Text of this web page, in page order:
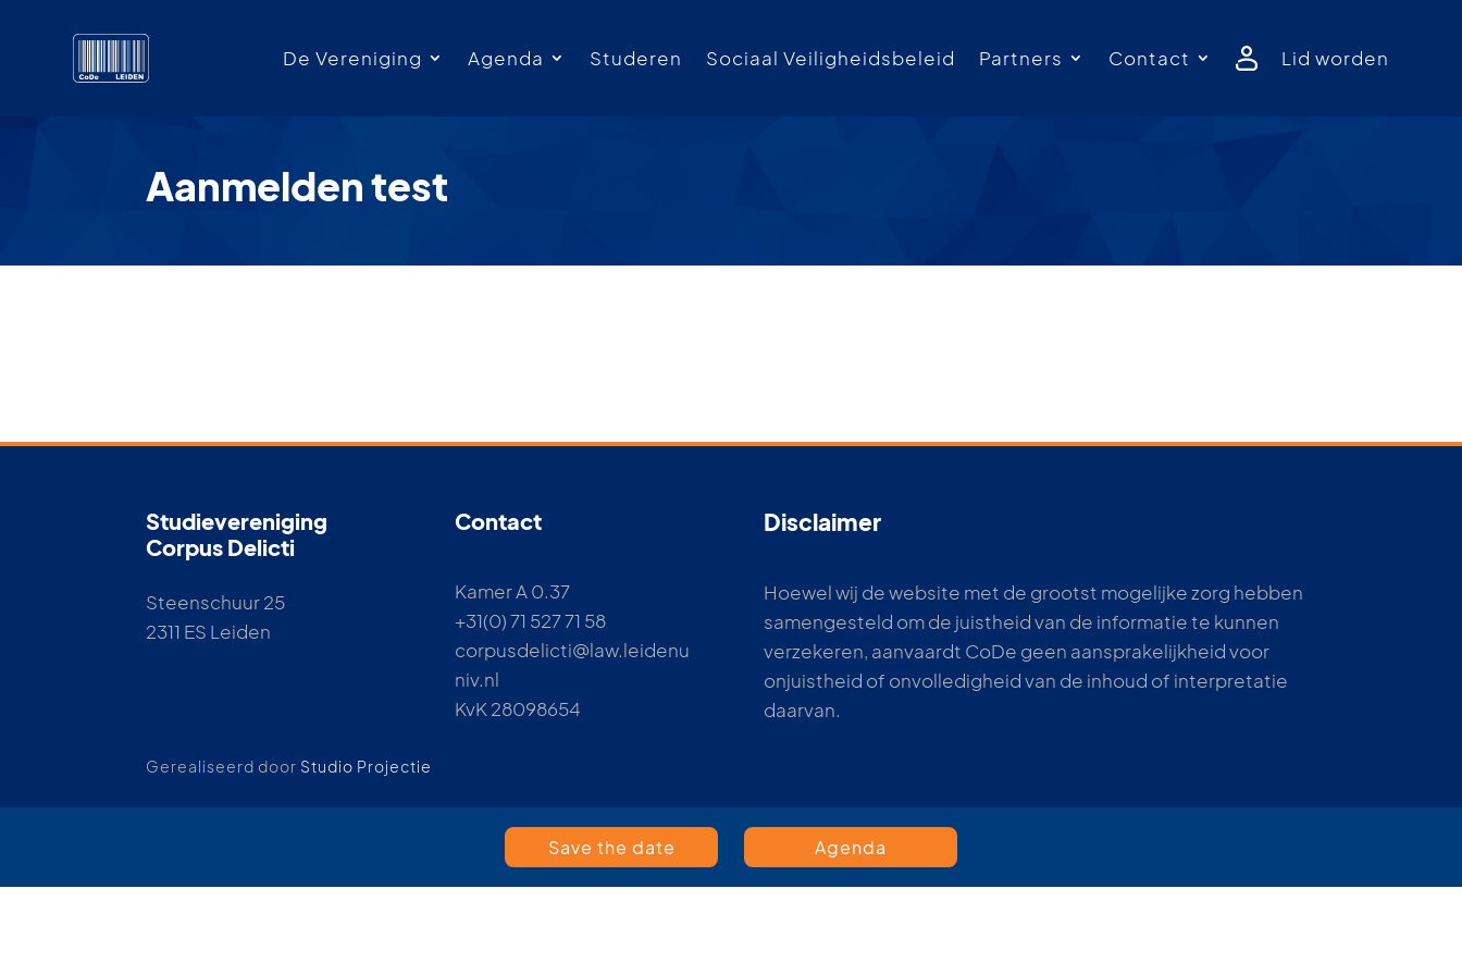
De Vereniging Agenda Studeren Sociaal Veiligheidsbeleid Partners Contact Lid worden
Aanmelden test
Studievereniging
Corpus Delicti
Steenschuur 25
2311 ES Leiden
Contact
Kamer A 0.37
+31(0) 71 527 71 58
corpusdelicti@law.leidenu
niv.nl
KvK 28098654
Disclaimer
Hoewel wij de website met de grootst mogelijke zorg hebben
samengesteld om de juistheid van de informatie te kunnen
verzekeren, aanvaardt CoDe geen aansprakelijkheid voor
onjuistheid of onvolledigheid van de inhoud of interpretatie
daarvan.
Gerealiseerd door Studio Projectie
Save the date Agenda